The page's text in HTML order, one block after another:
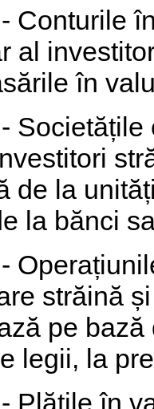
Conturile
al
în
de la
la bănci
străină
pe
legii, la
Plățile în